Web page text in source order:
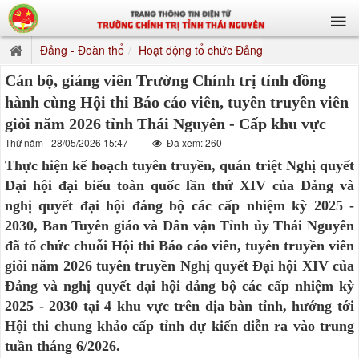
Đảng - Đoàn thể Hoạt động tổ chức Đảng
Cán bộ, giảng viên Trường Chính trị tỉnh đồng
hành cùng Hội thi Báo cáo viên, tuyên truyền viên
giỏi năm 2026 tỉnh Thái Nguyên - Cấp khu vực
Thứ năm - 28/05/2026 15:47 Đã xem: 260
Thực hiện kế hoạch tuyên truyền, quán triệt Nghị quyết
Đại hội đại biểu toàn quốc lần thứ XIV của Đảng và
nghị quyết đại hội đảng bộ các cấp nhiệm kỳ 2025 -
2030, Ban Tuyên giáo và Dân vận Tỉnh ủy Thái Nguyên
đã tổ chức chuỗi Hội thi Báo cáo viên, tuyên truyền viên
giỏi năm 2026 tuyên truyền Nghị quyết Đại hội XIV của
Đảng và nghị quyết đại hội đảng bộ các cấp nhiệm kỳ
2025 - 2030 tại 4 khu vực trên địa bàn tỉnh, hướng tới
Hội thi chung khảo cấp tỉnh dự kiến diễn ra vào trung
tuần tháng 6/2026.